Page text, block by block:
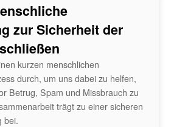
zur Sicherheit der
kurzen menschlichen
durch, um uns dabei zu helfen,
Betrug, Spam und Missbrauch zu
trägt zu einer sicheren
bei.